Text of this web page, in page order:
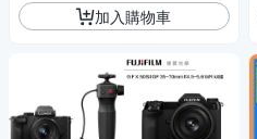
加入購物車